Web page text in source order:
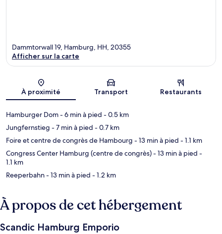
Carte
Dammtorwall 19, Hamburg, HH, 20355
Afficher sur la carte
À proximité Transport Restaurants
Hamburger Dom- 6 min à pied - 0.5 km
Jungfernstieg - 7 min à pied - 0.7 km
Foire et centre de congrès de Hambourg - 13 min à pied - 1.1 km
Congress Center Hamburg (centre de congrès)- 13 min à pied -
1.1 km
Reeperbahn- 13 min à pied - 1.2 km
À propos de cet hébergement
Scandic Hamburg Emporio